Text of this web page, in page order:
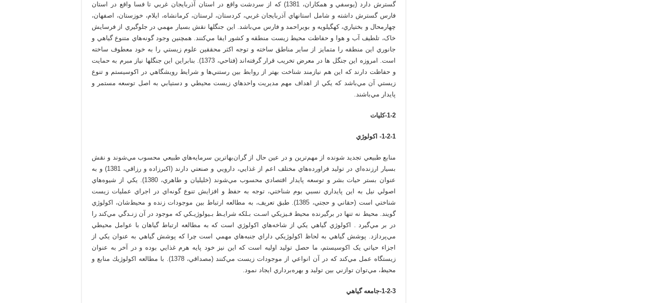
گسترش دارد (يوسفي و همکاران، 1381) كه از سردشت واقع در استان آذربايجان غربي تا فسا واقع در استان
فارس گسترش داشته و شامل استانهاي آذربايجان غربي، کردستان، لرستان، کرمانشاه، ايلام، خوزستان، اصفهان،
چهارمحال و بختياري، کهگيلويه و بويراحمد و فارس مي‌باشد. اين جنگلها نقش بسيار مهمي در جلوگيري از فرسايش
خاک، تلطيف آب و هوا و حفاظت محيط زيست منطقه و کشور ايفا مي‌کنند. همچنين وجود گونه‌هاي متنوع گياهي و
جانوري اين منطقه را متمايز از ساير مناطق ساخته و توجه اکثر محققين علوم زيستي را به خود معطوف ساخته
است. امروزه اين جنگل ها در معرض تخريب قرار گرفته‌اند (فتاحي، 1373). بنابراين اين جنگلها نياز مبرم به حمايت
و حفاظت دارند که اين هم نيازمند شناخت بهتر از روابط بين رستني‌ها و شرايط رويشگاهي در اکوسيستم و تنوع
زيستي آن مي‌باشد که يکي از اهداف مهم مديريت واحدهاي زيست محيطي و دستيابي به اصل توسعه مستمر و
پايدار مي‌باشند.
1-2-کليات
1-2-1- اکولوژي
منابع طبيعي تجديد‌ شونده از مهم‌ترين و در عين حال از گران‌بهاترين سرمايه‌هاي طبيعي محسوب مي‌شوند و نقش
بسيار ارزنده‌اي در توليد فراورده‌هاي مختلف اعم از غذايي، دارويي و صنعتي دارند (اکبرزاده و رزاقي، 1381) و به
عنوان بستر حيات بشر و توسعه پايدار اقتصادي محسوب مي‌شوند (خليليان و طاهري، 1380). يکي از شيوه‌هاي
اصولي نيل به اين پايداري نسبي بوم شناختي، توجه به حفظ و افزايش تنوع گونه‌اي در اجراي عمليات زيست
شناختي است (حقاني و حجتي، 1385). طبق تعريف، به مطالعه ارتباط بين موجودات زنده و محيط‌شان، اکولوژي
گويند. محيط نه تنها در برگيرنده محيط فـيزيكي اسـت بـلكه شرايـط بـيولوژيـكي كه موجود در آن زنـدگي مي‌كند را
در بر مي‌گيرد . اکولوژي گياهي يکي از شاخه‌هاي اکولوژي است که به مطالعه ارتباط گياهان با عوامل محيطي
مي‌پردازد. پوشش گياهي به لحاظ اکولوژيکي داراي جنبه‌هاي مهمي است چرا که پوشش گياهي به عنوان يکي از
اجزاء حياتي يک اکوسيستم، ما حصل توليد اوليه است که اين نيز خود پايه هرم غذايي بوده و در آخر به عنوان
زيستگاه عمل مي‌کند که در آن انواعي از موجودات زيست مي‌کنند (مصداقي، 1378). با مطالعه اكولوژيك منابع و
محيط، مي‌توان توازني بين توليد و بهره‌برداري ايجاد نمود.
1-2-3-جامعه گياهي